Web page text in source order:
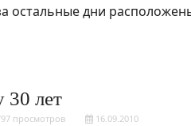
остальные дни
30 лет
просмотров 16.09.2010